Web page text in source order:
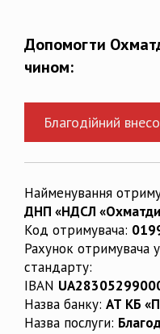
Допомогти
чином:
Благодійний
Найменування
ДНП «НДСЛ
Код отримувача:
Рахунок отримувача
стандарту:
IBAN
Назва банку: АТ КБ
Назва послуги: